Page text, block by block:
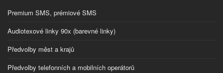
Premium SMS, prémiové SMS
Audiotexové linky 90x (barevné linky)
Předvolby měst a krajů
Předvolby telefonních a mobilních operátorů